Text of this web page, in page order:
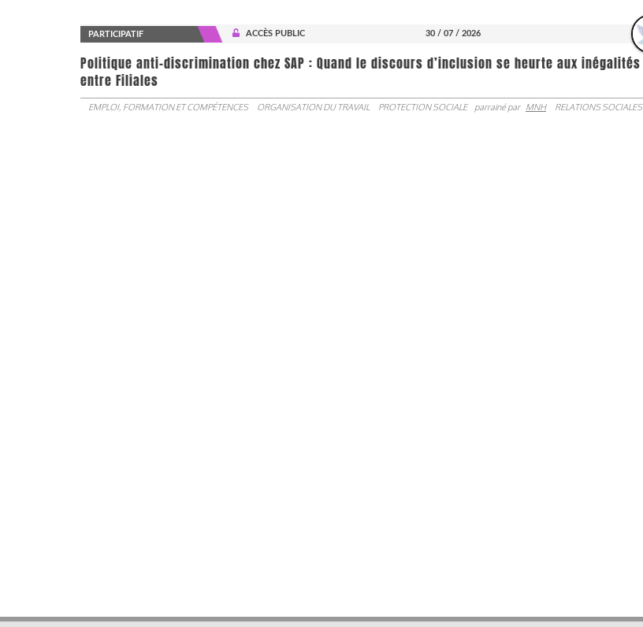
PARTICIPATIF ACCÈS PUBLIC 30 / 07 / 2026
Politique anti-discrimination chez SAP : Quand le discours d’inclusion se heurte aux inégalités
entre Filiales
EMPLOI, FORMATION ET COMPÉTENCES ORGANISATION DU TRAVAIL PROTECTION SOCIALE parrainé par MNH RELATIONS SOCIALES